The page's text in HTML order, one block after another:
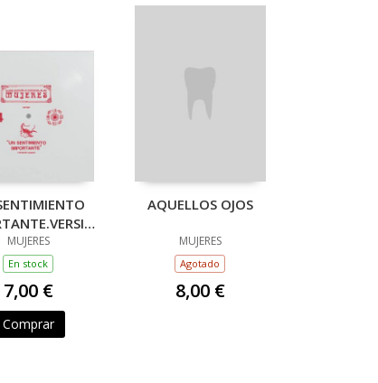
ACUSTICA
(FLEXIDISC)
MUJERES
En stock
7,00 €
Comprar
AQUELLOS OJOS
MUJERES
Agotado
8,00 €